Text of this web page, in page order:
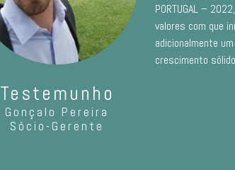
Testemunho
Gonçalo Pereira
Sócio-Gerente
PORTUGAL –
valores com que
adicionalmente
crescimento